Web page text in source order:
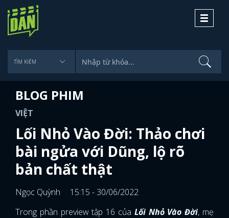
Toggle
BLOG PHIM
VIỆT
Lối Nhỏ Vào Đời: Thảo chơi
bài ngửa với Dũng, lộ rõ
bản chất thật
Ngọc Quỳnh
15:15 - 30/06/2022
Trong phần preview tập 16 của Lối Nhỏ Vào Đời, mẹ